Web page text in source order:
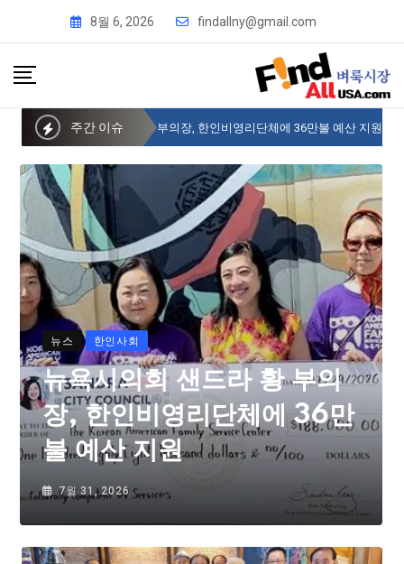
8월 6, 2026 findallny@gmail.com
주간 이슈
뉴욕시의회 샌드라 황 부의장, 한인비영리단체에 36만불 예산 지원
뉴스 한인사회
뉴욕시의회 샌드라 황 부의
장, 한인비영리단체에 36만
불 예산 지원
7월 31, 2026